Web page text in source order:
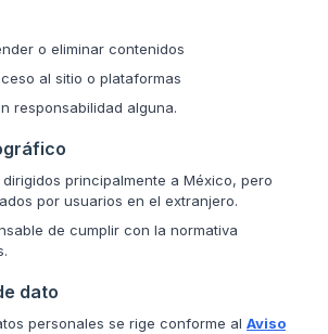
o eliminar contenidos
al sitio o plataformas
responsabilidad alguna.
principalmente a México, pero
por usuarios en el extranjero.
de cumplir con la normativa
dato
personales se rige conforme al Aviso